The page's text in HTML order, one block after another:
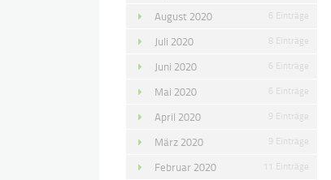
August 2020 6 Einträge
Juli 2020 8 Einträge
Juni 2020 6 Einträge
Mai 2020 6 Einträge
April 2020 9 Einträge
März 2020 9 Einträge
Februar 2020 11 Einträge